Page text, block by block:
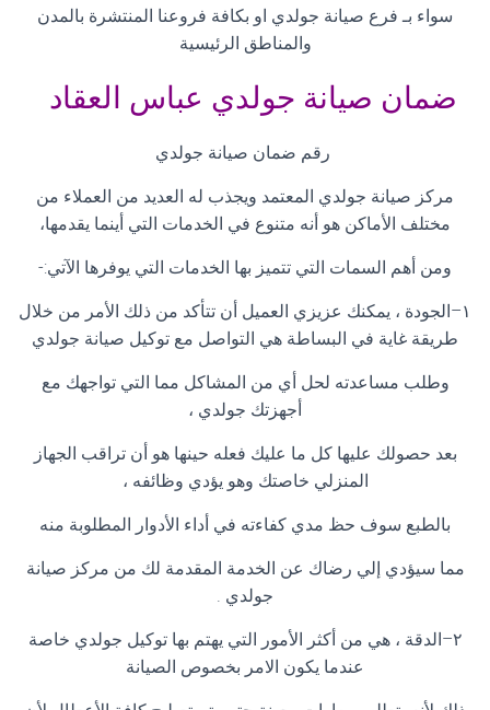
سواء بـ فرع صيانة جولدي او بكافة فروعنا المنتشرة بالمدن
والمناطق الرئيسية
ضمان صيانة جولدي عباس العقاد
رقم ضمان صيانة جولدي
مركز صيانة جولدي المعتمد ويجذب له العديد من العملاء من
مختلف الأماكن هو أنه متنوع في الخدمات التي أينما يقدمها،
ومن أهم السمات التي تتميز بها الخدمات التي يوفرها الآتي:-
١–الجودة ، يمكنك عزيزي العميل أن تتأكد من ذلك الأمر من خلال
طريقة غاية في البساطة هي التواصل مع توكيل صيانة جولدي
وطلب مساعدته لحل أي من المشاكل مما التي تواجهك مع
أجهزتك جولدي ،
بعد حصولك عليها كل ما عليك فعله حينها هو أن تراقب الجهاز
المنزلي خاصتك وهو يؤدي وظائفه ،
بالطبع سوف حظ مدي كفاءته في أداء الأدوار المطلوبة منه
مما سيؤدي إلي رضاك عن الخدمة المقدمة لك من مركز صيانة
جولدي .
٢–الدقة ، هي من أكثر الأمور التي يهتم بها توكيل جولدي خاصة
عندما يكون الامر بخصوص الصيانة